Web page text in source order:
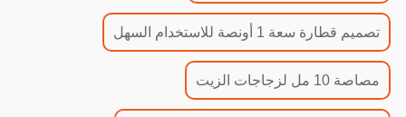
تصميم قطارة سعة 1 أونصة للاستخدام السهل
مصاصة 10 مل لزجاجات الزيت